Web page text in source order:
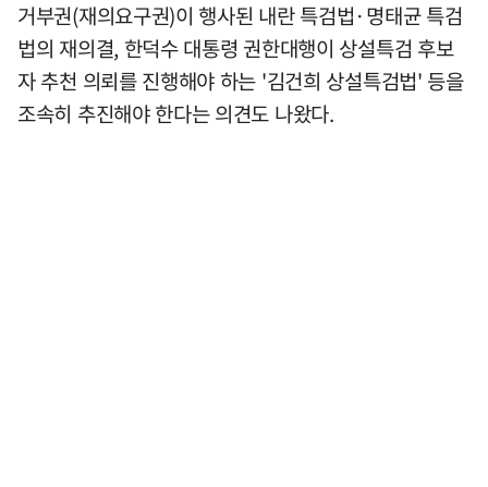
거부권(재의요구권)이 행사된 내란 특검법·명태균 특검
법의 재의결, 한덕수 대통령 권한대행이 상설특검 후보
자 추천 의뢰를 진행해야 하는 '김건희 상설특검법' 등을
조속히 추진해야 한다는 의견도 나왔다.